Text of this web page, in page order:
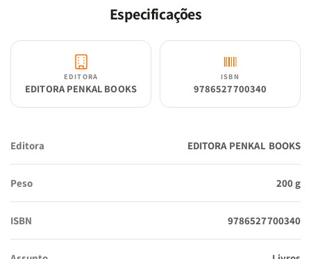
enfrentamos, muitas vezes sem perceber.
💥 Por que este livro é essencial?
Para quem se sente deslocado no mundo.
Para leitores que buscam mais do que uma boa história:
Para quem deseja mergulhar na genialidade de um dos
Especificações
EDITORA
EDITORA PENKAL BOOKS
ISBN
9786527700340
Editora EDITORA PENKAL BOOKS
Peso 200 g
ISBN 9786527700340